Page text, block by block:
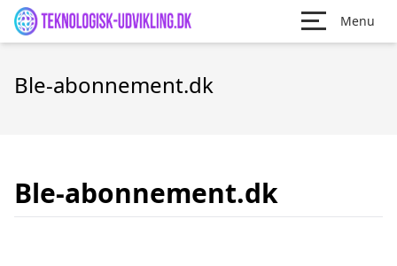
Menu
Ble-abonnement.dk
Ble-abonnement.dk